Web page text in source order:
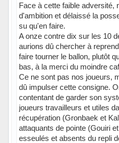
Face à cette faible adversité,
d'ambition et délaissé la
su qu'en faire.
A onze contre dix sur les 10
aurions dû chercher à
faire tourner le ballon, plutôt
bas, à la merci du moindre
Ce ne sont pas nos joueurs,
dû impulser cette consigne.
contentant de garder son
joueurs travailleurs et utiles
récupération (Gronbaek et
attaquants de pointe (Gouiri
esseulés et absents du repli